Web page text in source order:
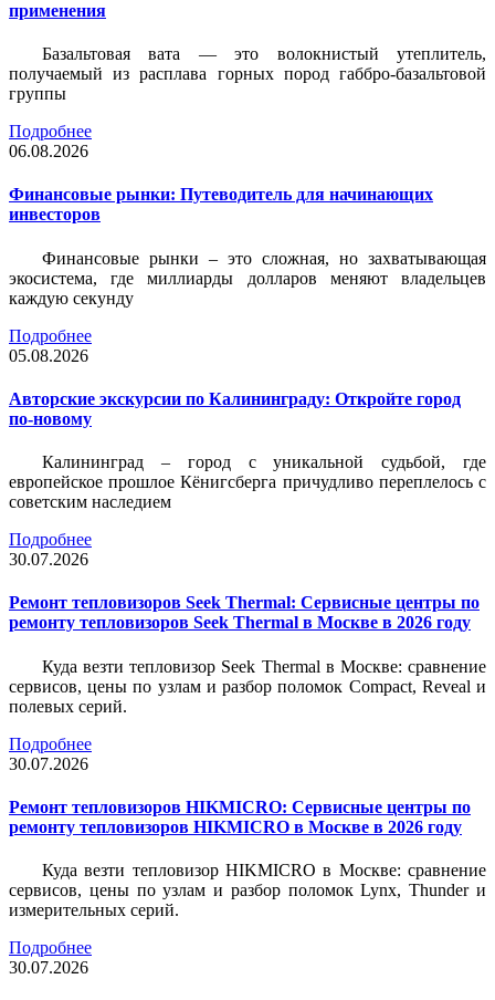
применения
Базальтовая вата — это волокнистый утеплитель,
получаемый из расплава горных пород габбро-базальтовой
группы
Подробнее
06.08.2026
Финансовые рынки: Путеводитель для начинающих
инвесторов
Финансовые рынки – это сложная, но захватывающая
экосистема, где миллиарды долларов меняют владельцев
каждую секунду
Подробнее
05.08.2026
Авторские экскурсии по Калининграду: Откройте город
по-новому
Калининград – город с уникальной судьбой, где
европейское прошлое Кёнигсберга причудливо переплелось с
советским наследием
Подробнее
30.07.2026
Ремонт тепловизоров Seek Thermal: Сервисные центры по
ремонту тепловизоров Seek Thermal в Москве в 2026 году
Куда везти тепловизор Seek Thermal в Москве: сравнение
сервисов, цены по узлам и разбор поломок Compact, Reveal и
полевых серий.
Подробнее
30.07.2026
Ремонт тепловизоров HIKMICRO: Сервисные центры по
ремонту тепловизоров HIKMICRO в Москве в 2026 году
Куда везти тепловизор HIKMICRO в Москве: сравнение
сервисов, цены по узлам и разбор поломок Lynx, Thunder и
измерительных серий.
Подробнее
30.07.2026